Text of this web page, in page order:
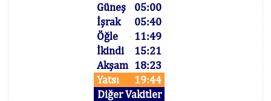
Güneş
05:00
İşrak
05:40
Öğle
11:49
İkindi
15:21
Akşam 18:23
Yatsı
19:44
Diğer Vakitler